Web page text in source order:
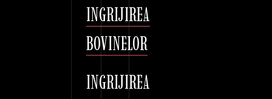
INGRIJIREA
BOVINELOR
INGRIJIREA